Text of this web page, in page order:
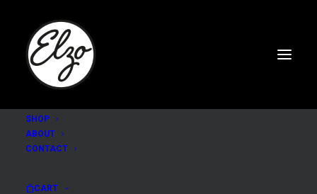
SHOP
ABOUT
CONTACT
CART
Scorpion violente